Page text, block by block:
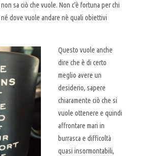
sa ciò che vuole. Non c’è fortuna per chi
dove vuole andare nè quali obiettivi
Questo vuole anche
dire che è di certo
meglio avere un
desiderio, sapere
chiaramente ciò che si
vuole ottenere e quindi
affrontare mari in
burrasca e difficoltà
quasi insormontabili,